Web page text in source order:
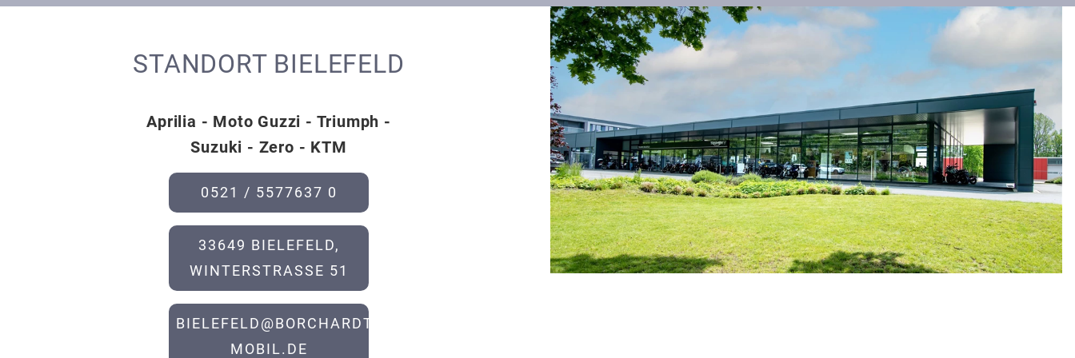
STANDORT BIELEFELD
Aprilia - Moto Guzzi - Triumph -
Suzuki - Zero - KTM
0521 / 5577637 0
33649 BIELEFELD,
WINTERSTRASSE 51
BIELEFELD@BORCHARDT-
MOBIL.DE